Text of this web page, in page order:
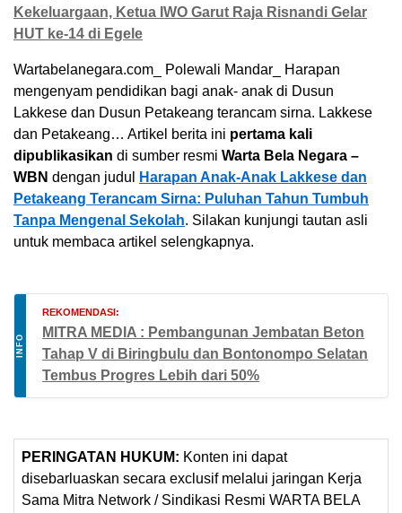
Kekeluargaan, Ketua IWO Garut Raja Risnandi Gelar
HUT ke-14 di Egele
Wartabelanegara.com_ Polewali Mandar_ Harapan
mengenyam pendidikan bagi anak- anak di Dusun
Lakkese dan Dusun Petakeang terancam sirna. Lakkese
dan Petakeang… Artikel berita ini pertama kali
dipublikasikan di sumber resmi Warta Bela Negara –
WBN dengan judul
Harapan Anak-Anak Lakkese dan
Petakeang Terancam Sirna: Puluhan Tahun Tumbuh
Tanpa Mengenal Sekolah. Silakan kunjungi tautan asli
untuk membaca artikel selengkapnya.
INFO
REKOMENDASI:
MITRA MEDIA : Pembangunan Jembatan Beton
Tahap V di Biringbulu dan Bontonompo Selatan
Tembus Progres Lebih dari 50%
PERINGATAN HUKUM: Konten ini dapat
disebarluaskan secara exclusif melalui jaringan Kerja
Sama Mitra Network / Sindikasi Resmi WARTA BELA